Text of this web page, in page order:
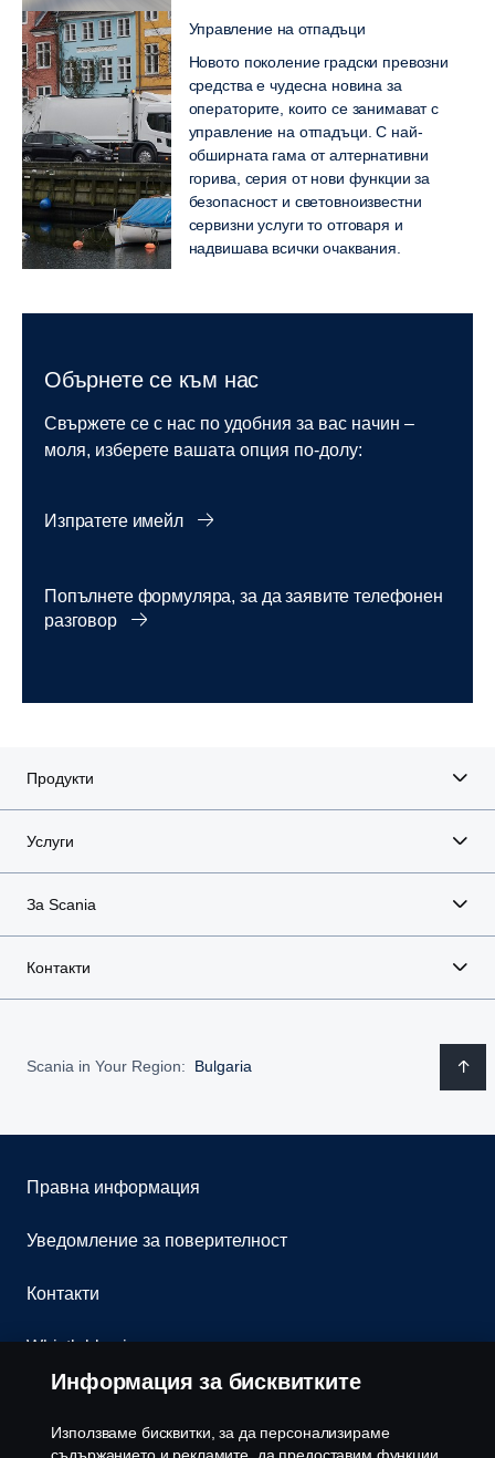
Управление на отпадъци
Новото поколение градски превозни
средства е чудесна новина за
операторите, които се занимават с
управление на отпадъци. С най-
обширната гама от алтернативни
горива, серия от нови функции за
безопасност и световноизвестни
сервизни услуги то отговаря и
надвишава всички очаквания.
Обърнете се към нас
Свържете се с нас по удобния за вас начин –
моля, изберете вашата опция по-долу:
Изпратете имейл
Попълнете формуляра, за да заявите телефонен
разговор
Продукти
Услуги
За Scania
Контакти
Scania in Your Region: Bulgaria
Правна информация
Уведомление за поверителност
Контакти
Whistleblowing
Бюлетин
Политика за бисквитки
Информация за бисквитките
Използваме бисквитки, за да персонализираме